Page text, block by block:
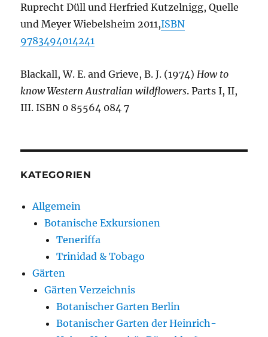
Ruprecht Düll und Herfried Kutzelnigg, Quelle
und Meyer Wiebelsheim 2011,ISBN
9783494014241
Blackall, W. E. and Grieve, B. J. (1974) How to
know Western Australian wildflowers. Parts I, II,
III. ISBN 0 85564 084 7
KATEGORIEN
Allgemein
Botanische Exkursionen
Teneriffa
Trinidad & Tobago
Gärten
Gärten Verzeichnis
Botanischer Garten Berlin
Botanischer Garten der Heinrich-